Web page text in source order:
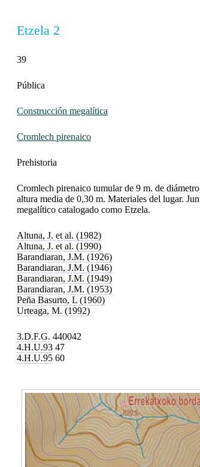
Etzela 2
39
Pública
Construcción megalítica
Cromlech pirenaico
Prehistoria
Cromlech pirenaico tumular de 9 m. de
altura media de 0,30 m. Materiales del lugar.
megalítico catalogado como Etzela.
Altuna, J. et al. (1982)
Altuna, J. et al. (1990)
Barandiaran, J.M. (1926)
Barandiaran, J.M. (1946)
Barandiaran, J.M. (1949)
Barandiaran, J.M. (1953)
Peña Basurto, L (1960)
Urteaga, M. (1992)
3.D.F.G. 440042
4.H.U.93 47
4.H.U.95 60